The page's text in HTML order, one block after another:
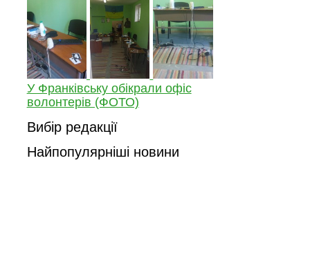
У Франківську обікрали офіс
волонтерів (ФОТО)
Вибір редакції
Найпопулярніші новини